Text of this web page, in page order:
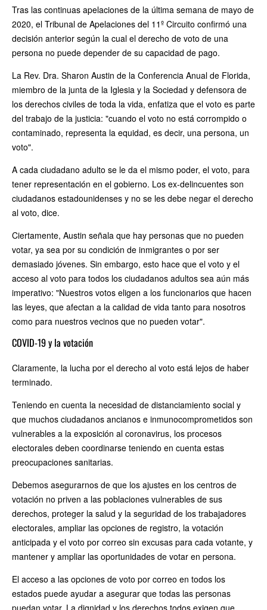
Tras las continuas apelaciones de la última semana de mayo de
2020, el Tribunal de Apelaciones del 11º Circuito confirmó una
decisión anterior según la cual el derecho de voto de una
persona no puede depender de su capacidad de pago.
La Rev. Dra. Sharon Austin de la Conferencia Anual de Florida,
miembro de la junta de la Iglesia y la Sociedad y defensora de
los derechos civiles de toda la vida, enfatiza que el voto es parte
del trabajo de la justicia: "cuando el voto no está corrompido o
contaminado, representa la equidad, es decir, una persona, un
voto".
A cada ciudadano adulto se le da el mismo poder, el voto, para
tener representación en el gobierno. Los ex-delincuentes son
ciudadanos estadounidenses y no se les debe negar el derecho
al voto, dice.
Ciertamente, Austin señala que hay personas que no pueden
votar, ya sea por su condición de inmigrantes o por ser
demasiado jóvenes. Sin embargo, esto hace que el voto y el
acceso al voto para todos los ciudadanos adultos sea aún más
imperativo: "Nuestros votos eligen a los funcionarios que hacen
las leyes, que afectan a la calidad de vida tanto para nosotros
como para nuestros vecinos que no pueden votar".
COVID-19 y la votación
Claramente, la lucha por el derecho al voto está lejos de haber
terminado.
Teniendo en cuenta la necesidad de distanciamiento social y
que muchos ciudadanos ancianos e inmunocomprometidos son
vulnerables a la exposición al coronavirus, los procesos
electorales deben coordinarse teniendo en cuenta estas
preocupaciones sanitarias.
Debemos asegurarnos de que los ajustes en los centros de
votación no priven a las poblaciones vulnerables de sus
derechos, proteger la salud y la seguridad de los trabajadores
electorales, ampliar las opciones de registro, la votación
anticipada y el voto por correo sin excusas para cada votante, y
mantener y ampliar las oportunidades de votar en persona.
El acceso a las opciones de voto por correo en todos los
estados puede ayudar a asegurar que todas las personas